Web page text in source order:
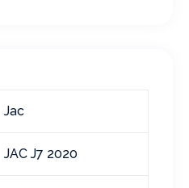
Jac
JAC J7 2020